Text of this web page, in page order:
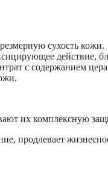
сухость кожи.
действие,
с содержанием
их комплексную
продлевает